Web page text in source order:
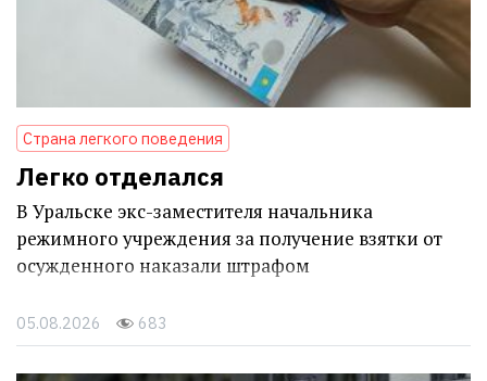
Страна легкого поведения
Легко отделался
В Уральске экс-заместителя начальника
режимного учреждения за получение взятки от
осужденного наказали штрафом
05.08.2026 683